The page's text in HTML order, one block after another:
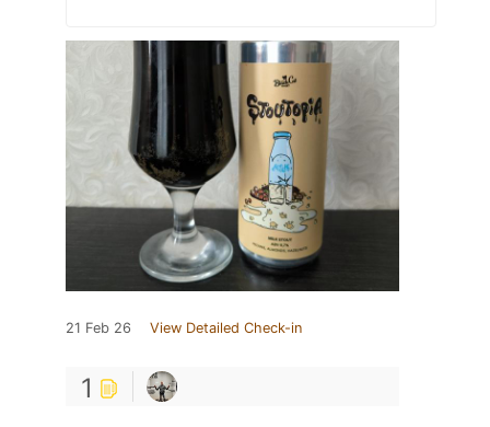
21 Feb 26 View Detailed Check-in
1